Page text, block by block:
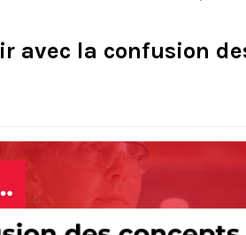
avec la confusion